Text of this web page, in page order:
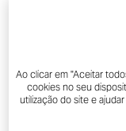
Ao clicar em "Aceitar
cookies no seu
utilização do site e